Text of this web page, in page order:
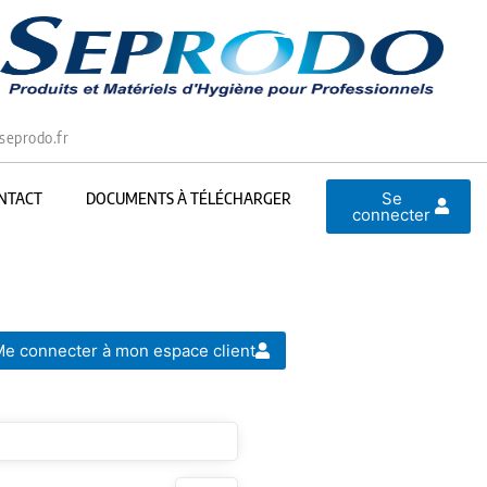
DOCUMENTS À TÉLÉCHARGER Se
connecter
connecter à mon espace client